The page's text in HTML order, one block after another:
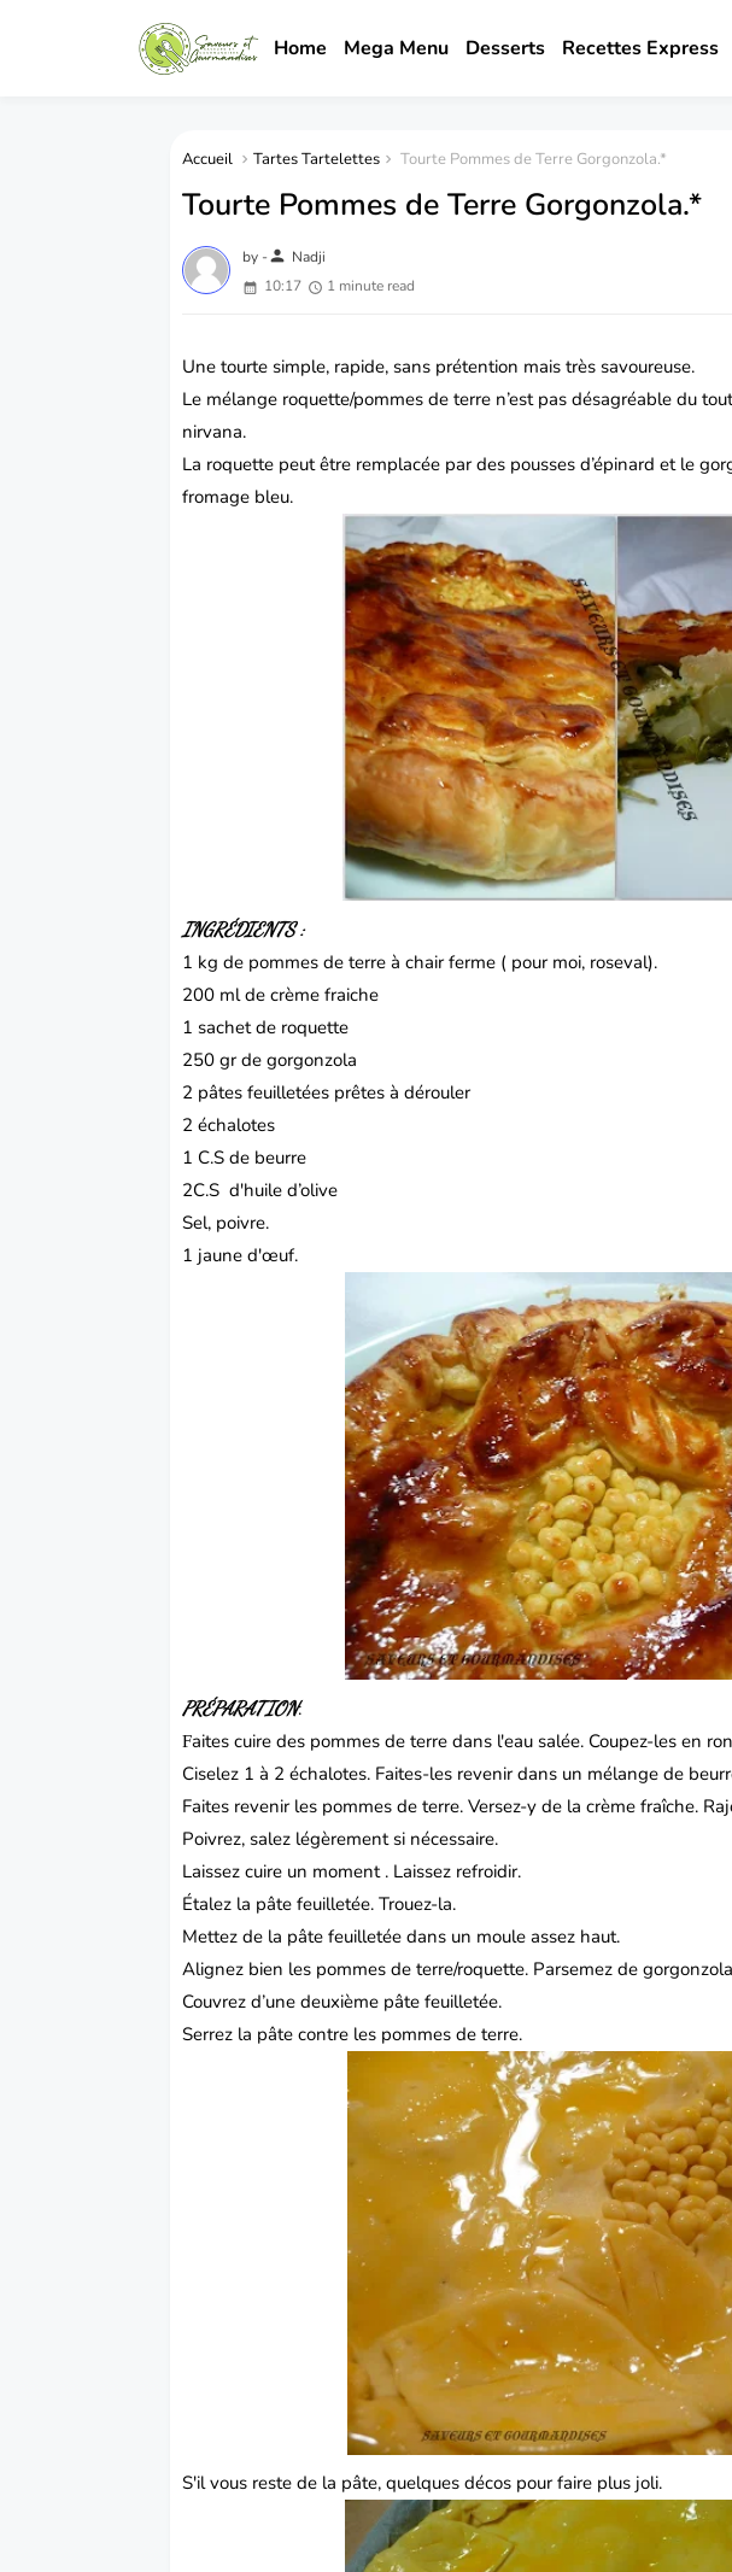
Home Mega Menu Desserts Recettes Express
Accueil Tartes Tartelettes Tourte Pommes de Terre Gorgonzola.*
Tourte Pommes de Terre Gorgonzola.*
by -person Nadji
10:17
1 minute read
Une tourte simple, rapide, sans prétention mais très savoureuse.
Le mélange roquette/pommes de terre n’est pas désagréable du
nirvana.
La roquette peut être remplacée par des pousses d’épinard et le
fromage bleu.
INGRÉDIENTS:
1 kg de pommes de terre à chair ferme ( pour moi, roseval).
200 ml de crème fraiche
1 sachet de roquette
250 gr de gorgonzola
2 pâtes feuilletées prêtes à dérouler
2 échalotes
1 C.S de beurre
2C.S d'huile d’olive
Sel, poivre.
1 jaune d'œuf.
PRÉPARATION:
Faites cuire des pommes de terre dans l'eau salée. Coupez-les en
Ciselez 1 à 2 échalotes. Faites-les revenir dans un mélange de
Faites revenir les pommes de terre. Versez-y de la crème fraîche.
Poivrez, salez légèrement si nécessaire.
Laissez cuire un moment . Laissez refroidir.
Étalez la pâte feuilletée. Trouez-la.
Mettez de la pâte feuilletée dans un moule assez haut.
Alignez bien les pommes de terre/roquette. Parsemez de
Couvrez d’une deuxième pâte feuilletée.
Serrez la pâte contre les pommes de terre.
S'il vous reste de la pâte, quelques décos pour faire plus joli.